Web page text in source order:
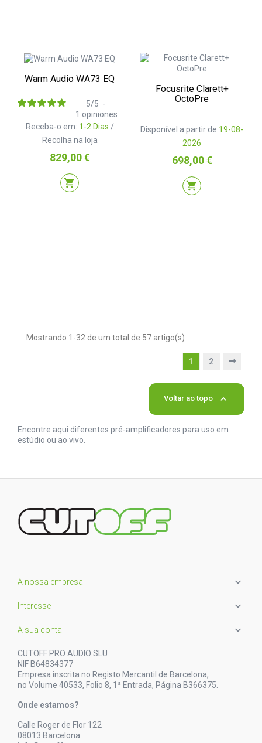
Warm Audio WA73 EQ
Receba-o em: 1-2 Dias /
Recolha na loja
5/5 -
1 opiniones
Preço
829,00 €
shopping_cart
Focusrite Clarett+
OctoPre
Disponível a partir de 19-08-
2026
Preço
698,00 €
shopping_cart
Mostrando 1-32 de um total de 57 artigo(s)
1 2
Voltar ao topo 
Encontre aqui diferentes pré-amplificadores para uso em
estúdio ou ao vivo.
A nossa empresa 
Interesse 
A sua conta 
CUTOFF PRO AUDIO SLU
NIF B64834377
Empresa inscrita no Registo Mercantil de Barcelona,
no Volume 40533, Folio 8, 1ª Entrada, Página B366375.
Onde estamos?
Calle Roger de Flor 122
08013 Barcelona